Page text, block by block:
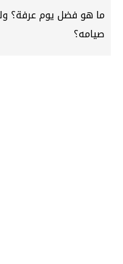
ما هو فضل يوم عرفة؟
صيامه؟